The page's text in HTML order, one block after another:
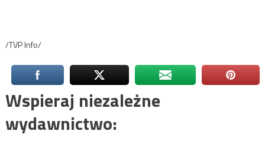
/TVP Info/
Wspieraj niezależne
wydawnictwo: